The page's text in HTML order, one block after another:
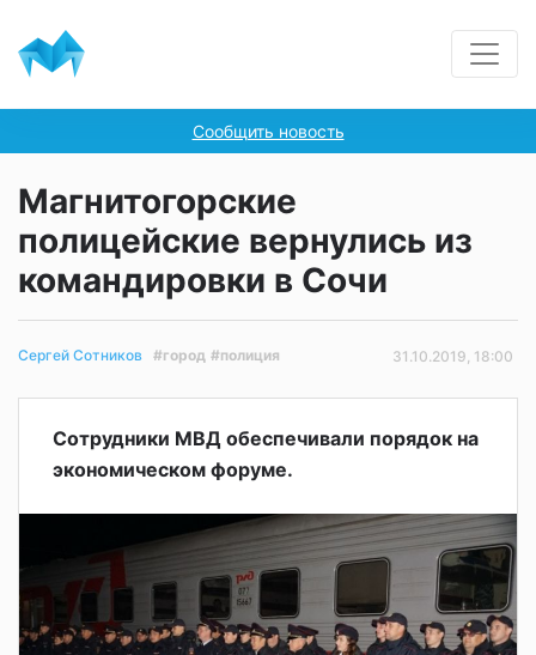
Сообщить новость
Магнитогорские
полицейские вернулись из
командировки в Сочи
Сергей Сотников #город #полиция 31.10.2019, 18:00
Сотрудники МВД обеспечивали порядок на
экономическом форуме.